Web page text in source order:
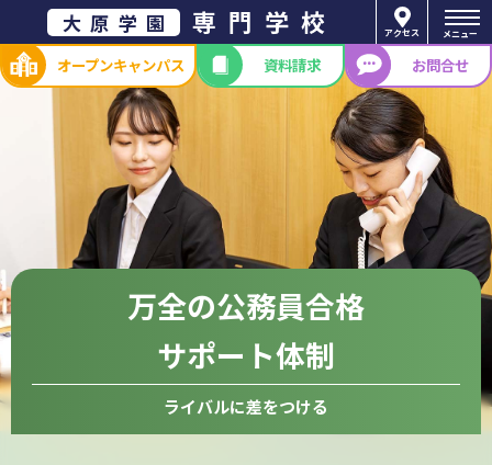
大原学園 専門学校 アクセス メニュー
オープンキャンパス 資料請求 お問合せ
万全の公務員合格
サポート体制
ライバルに差をつける